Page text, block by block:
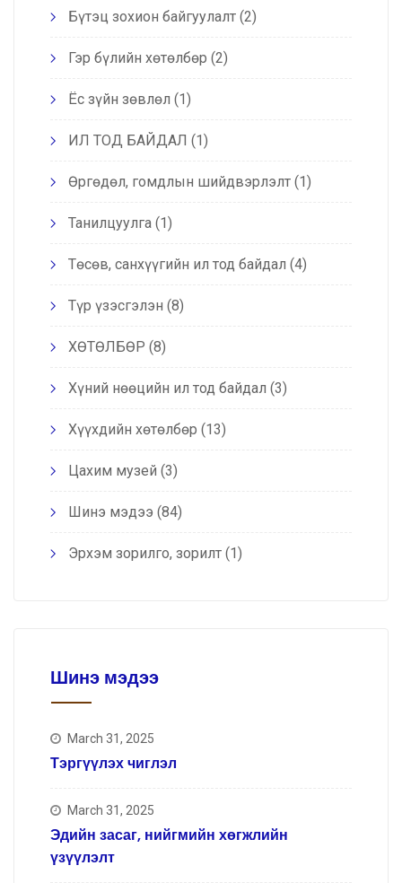
Бүтэц зохион байгуулалт (2)
Гэр бүлийн хөтөлбөр (2)
Ёс зүйн зөвлөл (1)
ИЛ ТОД БАЙДАЛ (1)
Өргөдөл, гомдлын шийдвэрлэлт (1)
Танилцуулга (1)
Төсөв, санхүүгийн ил тод байдал (4)
Түр үзэсгэлэн (8)
ХӨТӨЛБӨР (8)
Хүний нөөцийн ил тод байдал (3)
Хүүхдийн хөтөлбөр (13)
Цахим музей (3)
Шинэ мэдээ (84)
Эрхэм зорилго, зорилт (1)
Шинэ мэдээ
March 31, 2025
Тэргүүлэх чиглэл
March 31, 2025
Эдийн засаг, нийгмийн хөгжлийн
үзүүлэлт